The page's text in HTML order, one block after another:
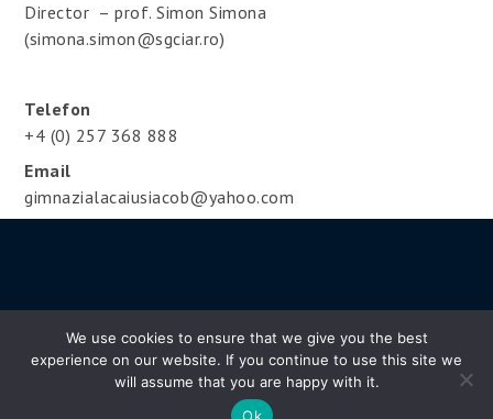
Director – prof. Simon Simona
(simona.simon@sgciar.ro)
Telefon
+4 (0) 257 368 888
Email
gimnazialacaiusiacob@yahoo.com
Copyright © 2020 sgciar.ro | All Rights Reserved
Uni Education byShark Themes
We use cookies to ensure that we give you the best
experience on our website. If you continue to use this site we
will assume that you are happy with it.
Ok